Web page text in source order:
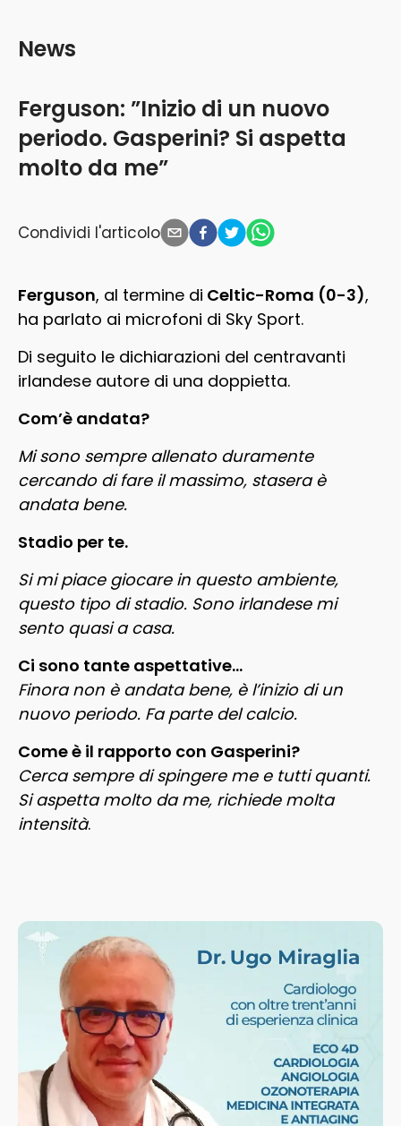
Ferguson: ”Inizio di un nuovo
periodo. Gasperini? Si aspetta
molto da me”
News
Condividi l'articolo
Ferguson, al termine di Celtic-Roma (0-3),
ha parlato ai microfoni di Sky Sport.
Di seguito le dichiarazioni del centravanti
irlandese autore di una doppietta.
Com’è andata?
Mi sono sempre allenato duramente
cercando di fare il massimo, stasera è
andata bene.
Stadio per te.
Si mi piace giocare in questo ambiente,
questo tipo di stadio. Sono irlandese mi
sento quasi a casa.
Ci sono tante aspettative…
Finora non è andata bene, è l’inizio di un
nuovo periodo. Fa parte del calcio.
Come è il rapporto con Gasperini?
Cerca sempre di spingere me e tutti quanti.
Si aspetta molto da me, richiede molta
intensità.